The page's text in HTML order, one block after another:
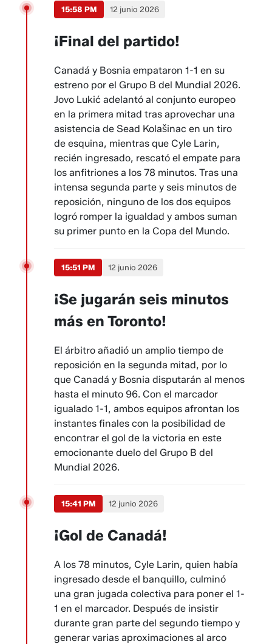
15:58 PM 12 junio 2026
¡Final del partido!
Canadá y Bosnia empataron 1-1 en su
estreno por el Grupo B del Mundial 2026.
Jovo Lukić adelantó al conjunto europeo
en la primera mitad tras aprovechar una
asistencia de Sead Kolašinac en un tiro
de esquina, mientras que Cyle Larin,
recién ingresado, rescató el empate para
los anfitriones a los 78 minutos. Tras una
intensa segunda parte y seis minutos de
reposición, ninguno de los dos equipos
logró romper la igualdad y ambos suman
su primer punto en la Copa del Mundo.
15:51 PM 12 junio 2026
¡Se jugarán seis minutos
más en Toronto!
El árbitro añadió un amplio tiempo de
reposición en la segunda mitad, por lo
que Canadá y Bosnia disputarán al menos
hasta el minuto 96. Con el marcador
igualado 1-1, ambos equipos afrontan los
instantes finales con la posibilidad de
encontrar el gol de la victoria en este
emocionante duelo del Grupo B del
Mundial 2026.
15:41 PM 12 junio 2026
¡Gol de Canadá!
A los 78 minutos, Cyle Larin, quien había
ingresado desde el banquillo, culminó
una gran jugada colectiva para poner el 1-
1 en el marcador. Después de insistir
durante gran parte del segundo tiempo y
generar varias aproximaciones al arco